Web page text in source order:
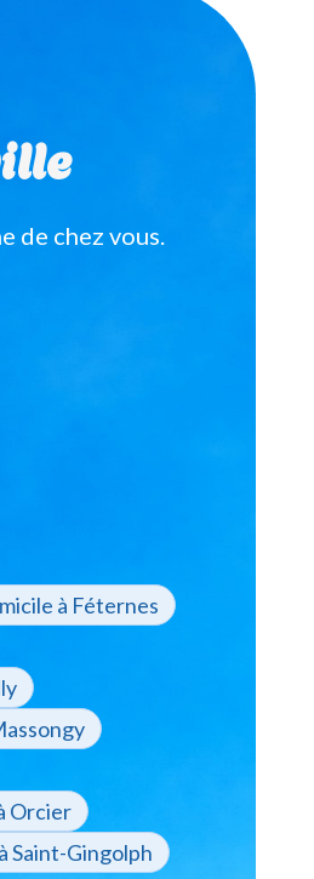
de chez vous.
à Féternes
Orcier
Saint-Gingolph